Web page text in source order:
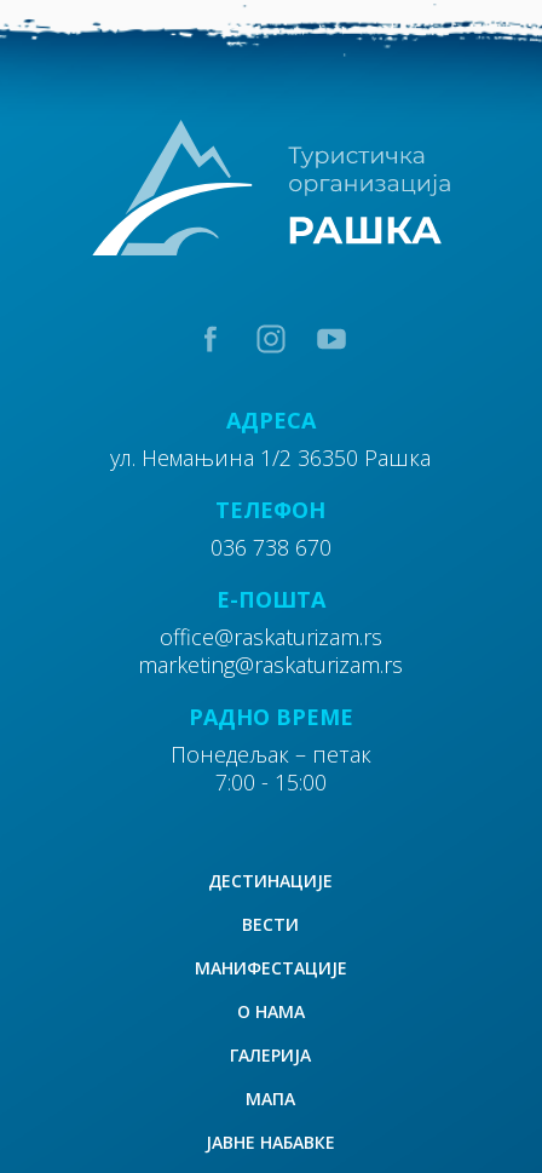
АДРЕСА
ул. Немањина 1/2 36350 Рашка
ТЕЛЕФОН
036 738 670
E-ПОШТА
office@raskaturizam.rs
marketing@raskaturizam.rs
РАДНО ВРЕМЕ
Понедељак – петак
7:00 - 15:00
ДЕСТИНАЦИЈЕ
ВЕСТИ
МАНИФЕСТАЦИЈЕ
О НАМА
ГАЛЕРИЈА
МАПА
ЈАВНЕ НАБАВКЕ